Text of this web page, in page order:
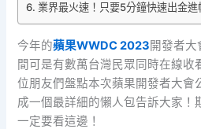
業界最火速！只要5分鐘快速出金進
今年的蘋果WWDC 2023開發者
間可是有數萬台灣民眾同時在線收
位朋友們盤點本次蘋果開發者大會
成一個最詳細的懶人包告訴大家！
一定要看這邊！